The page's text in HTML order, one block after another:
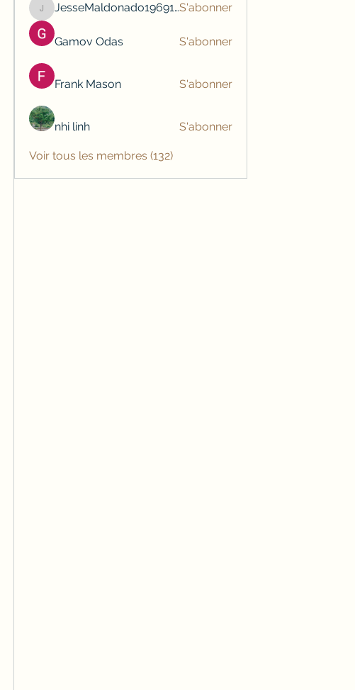
JesseMaldonado1969116
JesseMaldonado1969116S'abonner
Gamov Odas S'abonner
Frank Mason S'abonner
nhi linh S'abonner
Voir tous les membres (132)